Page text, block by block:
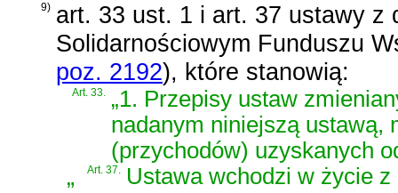
9) art. 33 ust. 1 i art. 37 ustawy z
Solidarnościowym Funduszu
poz. 2192), które stanowią:
Art. 33. „1. Przepisy ustaw
nadanym niniejszą ustawą,
(przychodów) uzyskanych
„ Art. 37. Ustawa wchodzi w życie